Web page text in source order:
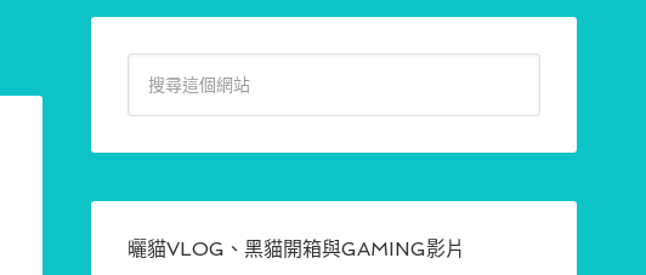
曬貓VLOG、黑貓開箱與GAMING影片